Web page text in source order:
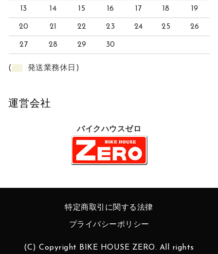
13 14 15 16 17 18 19
20 21 22 23 24 25 26
27 28 29 30
( 発送業務休日)
運営会社
バイクハウスゼロ
特定商取引に関する法律
プライバシーポリシー
(C) Copyright BIKE HOUSE ZERO. All rights